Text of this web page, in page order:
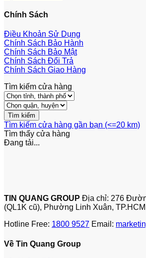
Chính Sách
Điều Khoản Sử Dụng
Chính Sách Bảo Hành
Chính Sách Bảo Mật
Chính Sách Đổi Trả
Chính Sách Giao Hàng
Tìm kiếm cửa hàng
Tìm kiếm cửa hàng gần bạn (<=20 km)
Tìm thấy cửa hàng
Đang tải...
TIN QUANG GROUP Địa chỉ: 276
(QL1K cũ), Phường Linh Xuân, TP.HCM
Hotline Free: 1800 9527 Email:
Về Tin Quang Group